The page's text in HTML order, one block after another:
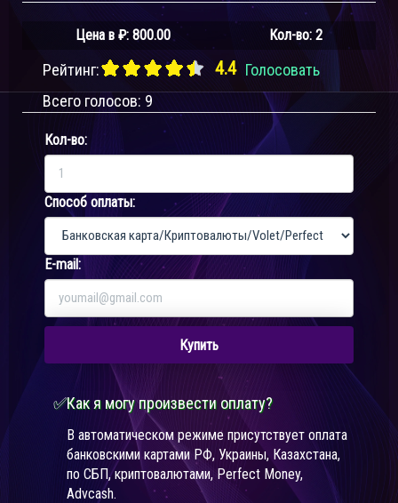
Цена в ₽:800.00 Кол-во: 2
Рейтинг: 4.4 Голосовать
Всего голосов: 9
Кол-во:
Способ оплаты:
E-mail:
Купить
✅Как я могу произвести оплату?
В автоматическом режиме присутствует оплата
банковскими картами РФ, Украины, Казахстана,
по СБП, криптовалютами, Perfect Money,
Advcash.